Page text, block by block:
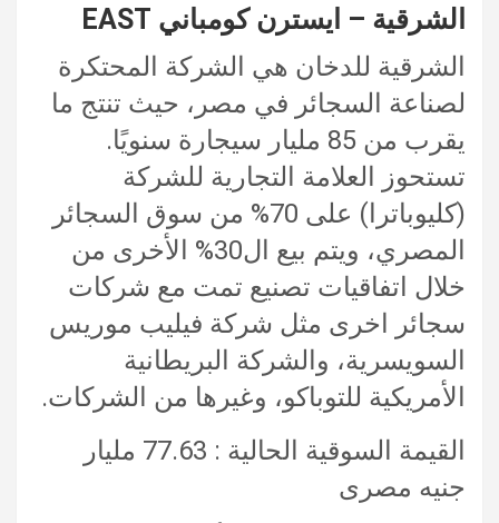
الشرقية – ايسترن كومباني EAST
الشرقية للدخان هي الشركة المحتكرة
لصناعة السجائر في مصر، حيث تنتج ما
يقرب من 85 مليار سيجارة سنويًا.
تستحوز العلامة التجارية للشركة
(كليوباترا) على 70% من سوق السجائر
المصري، ويتم بيع ال30% الأخرى من
خلال اتفاقيات تصنيع تمت مع شركات
سجائر اخرى مثل شركة فيليب موريس
السويسرية، والشركة البريطانية
الأمريكية للتوباكو، وغيرها من الشركات.
القيمة السوقية الحالية : 77.63 مليار
جنيه مصرى